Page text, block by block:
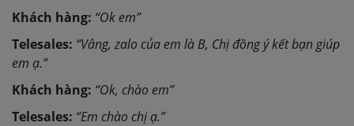
Khách hàng: “Ok em”
Telesales: “Vâng, zalo của em là B, Chị đồng ý kết bạn giúp
em ạ.”
Khách hàng: “Ok, chào em”
Telesales: “Em chào chị ạ.”